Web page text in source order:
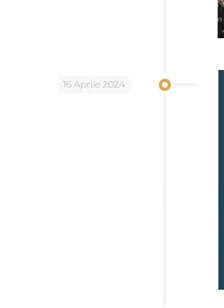
16 Aprile 2024